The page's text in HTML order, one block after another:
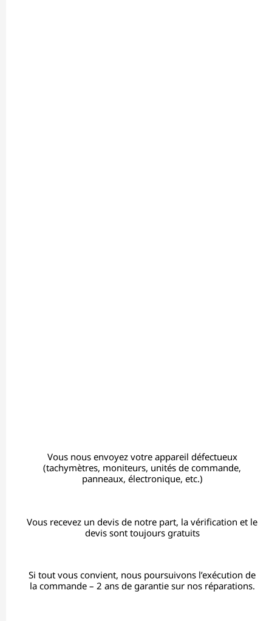
Vous nous envoyez votre appareil défectueux
(tachymètres, moniteurs, unités de commande,
panneaux, électronique, etc.)
Vous recevez un devis de notre part, la vérification et le
devis sont toujours gratuits
Si tout vous convient, nous poursuivons l’exécution de
la commande – 2 ans de garantie sur nos réparations.